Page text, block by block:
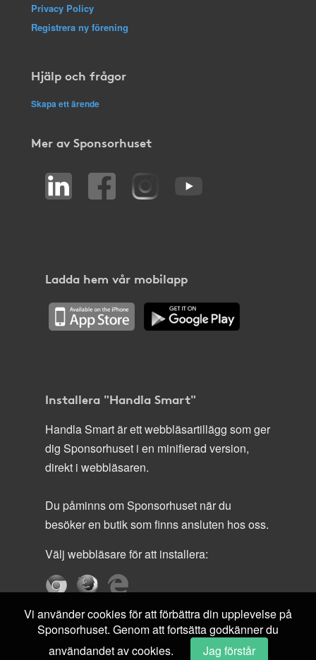
Privacy Policy
Registrera ny förening
Hjälp och frågor
Skapa ett ärende
Mer av Sponsorhuset
Ladda hem vår mobilapp
Installera "Handla Smart"
Handla Smart är ett webbläsartillägg som ger
dig Sponsorhuset i en minifierad version,
direkt i webbläsaren.
Du påminns om Sponsorhuset när du
besöker en butik som finns ansluten hos oss.
Välj webbläsare för att installera:
Vi använder cookies för att förbättra din upplevelse på
Sponsorhuset. Genom att fortsätta godkänner du
användandet av cookies.
Jag förstår